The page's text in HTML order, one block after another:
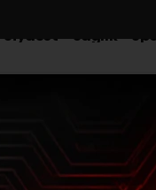
Siyaset Sağlık